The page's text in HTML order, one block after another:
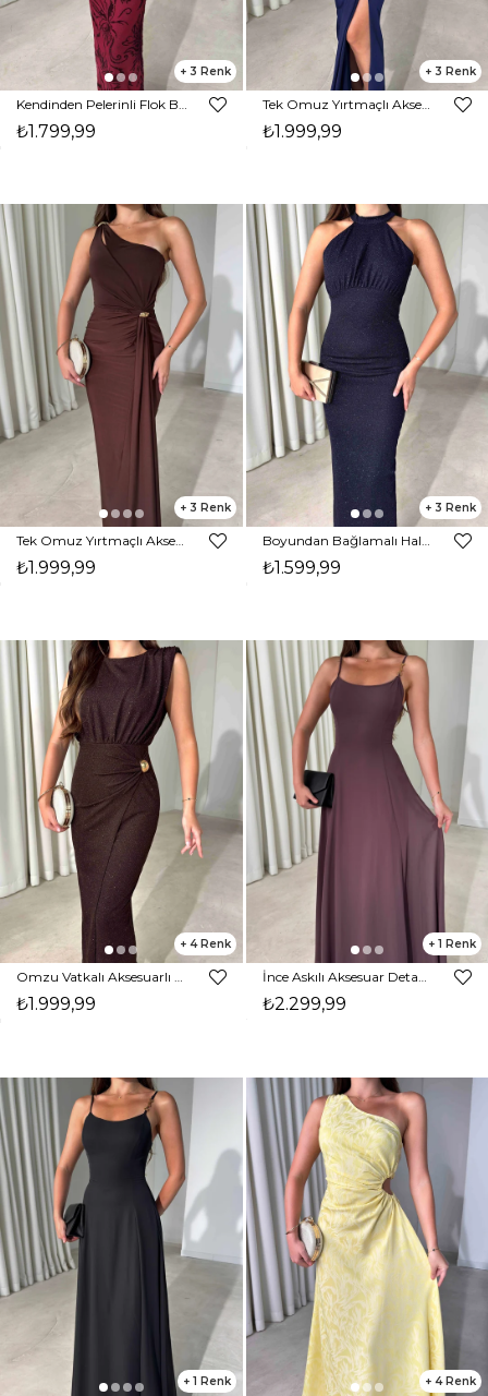
3
Kendinden Pelerinli Flok Baskı Maxi Bordo Sane Kadın Elbise 26Y497
₺1.799,99
3
Tek Omuz Yırtmaçlı Aksesuar Detaylı Maxi Boy Lacivert Janelle Kadın Elbise 26Y470
₺1.999,99
3
Tek Omuz Yırtmaçlı Aksesuar Detaylı Maxi Boy Kahverengi Janelle Kadın Elbise 26Y470
₺1.999,99
3
Boyundan Bağlamalı Halter Yaka Parıltılı Maxi Boy Lacivert Kaley Kadın Elbise 26Y450
₺1.599,99
4
Omzu Vatkalı Aksesuarlı Midi Boy Parıltılı Kahverengi Nora Kadın Elbise 26Y472
₺1.999,99
1
İnce Askılı Aksesuar Detaylı Maxi Boy Kahverengi Darel Kadın Elbise 26Y486
₺2.299,99
1 4